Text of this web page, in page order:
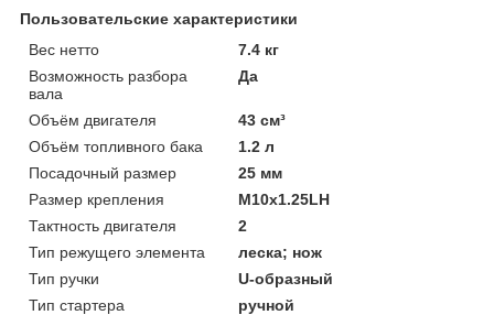
Пользовательские характеристики
Вес нетто
7.4 кг
Возможность разбора
вала
Да
Объём двигателя
43 см³
Объём топливного бака
1.2 л
Посадочный размер
25 мм
Размер крепления
М10х1.25LH
Тактность двигателя
2
Тип режущего элемента
леска; нож
Тип ручки
U-образный
Тип стартера
ручной